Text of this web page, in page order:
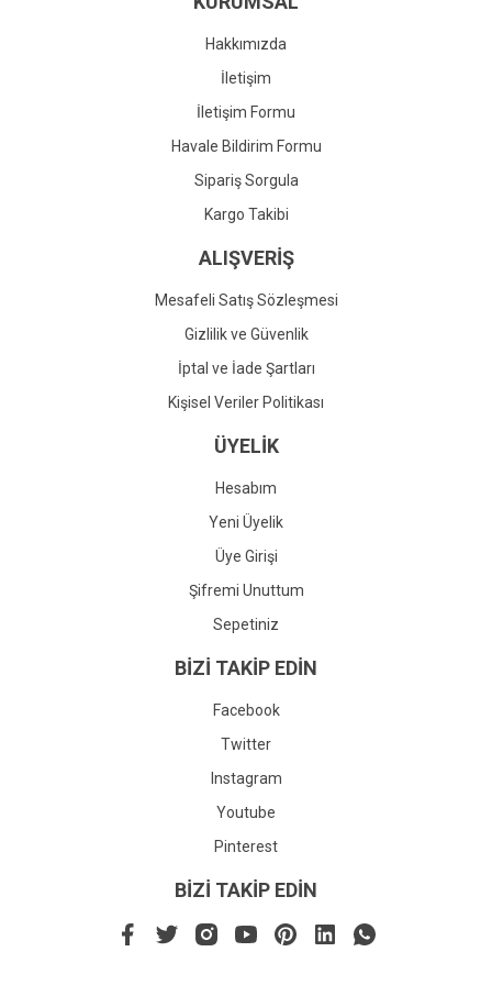
Gönder
Hakkımızda
İletişim
İletişim Formu
Havale Bildirim Formu
Sipariş Sorgula
Kargo Takibi
ALIŞVERİŞ
Mesafeli Satış Sözleşmesi
Gizlilik ve Güvenlik
İptal ve İade Şartları
Kişisel Veriler Politikası
ÜYELİK
Hesabım
Yeni Üyelik
Üye Girişi
Şifremi Unuttum
Sepetiniz
BİZİ TAKİP EDİN
Facebook
Twitter
Instagram
Youtube
Pinterest
BİZİ TAKİP EDİN